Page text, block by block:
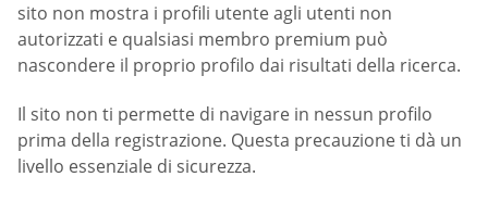
sito non mostra i profili utente agli utenti non
autorizzati e qualsiasi membro premium può
nascondere il proprio profilo dai risultati della ricerca.
Il sito non ti permette di navigare in nessun profilo
prima della registrazione. Questa precauzione ti dà un
livello essenziale di sicurezza.